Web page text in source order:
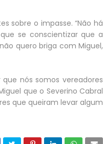
sobre o impasse. “Não há
se conscientizar que a
quero briga com Miguel,
nós somos vereadores
que o Severino Cabral
que queiram levar algum